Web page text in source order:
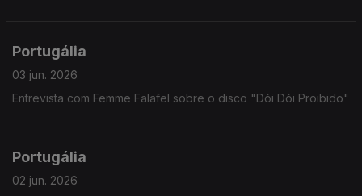
Portugália
03 jun. 2026
Entrevista com Femme Falafel sobre o disco "Dói Dói Proibido"
Portugália
02 jun. 2026